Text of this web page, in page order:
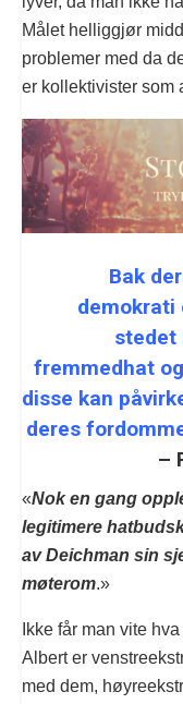
Målet helliggjør
problemer med da
er kollektivister som
Bak
demokrati
stedet
fremmedhat
disse kan
deres
–
«Nok en gang
legitimere
av Deichman sin
møterom.»
Ikke får man vite
Albert er
med dem,